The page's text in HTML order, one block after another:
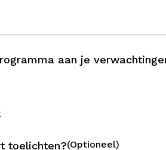
aan je
toelichten?(Optioneel)